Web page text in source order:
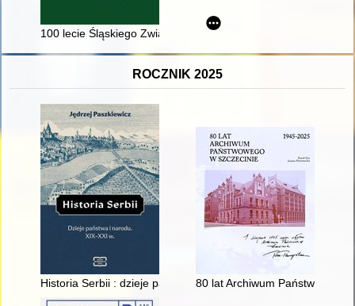
100 lecie Śląskiego Związku Szachowego 1924-2024
ROCZNIK 2025
Historia Serbii : dzieje państwa i narodu : XIX-XXI w
80 lat Archiwum Państwowego